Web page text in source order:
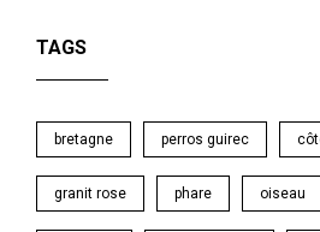
TAGS
bretagne perros guirec
granit rose phare oiseau